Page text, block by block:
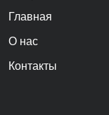
Главная
О нас
Контакты